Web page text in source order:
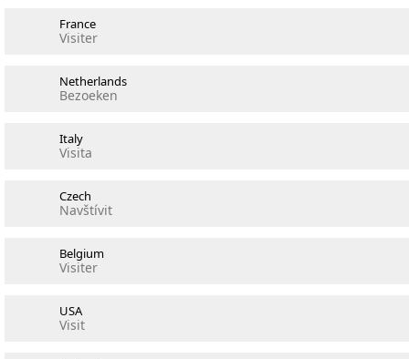
France
Visiter
Netherlands
Bezoeken
Italy
Visita
Czech
Navštívit
Belgium
Visiter
USA
Visit